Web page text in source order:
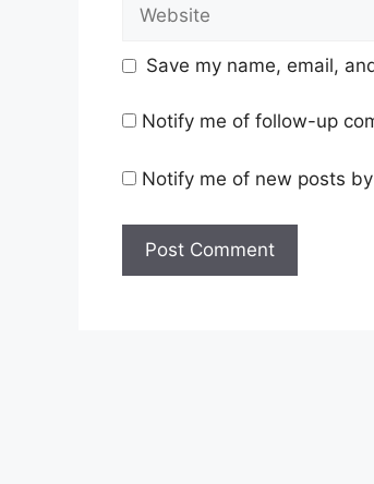
Save my name, email,
Notify me of follow-up
Notify me of new posts